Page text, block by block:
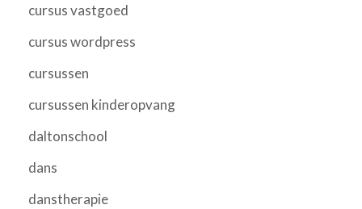
cursus vastgoed
cursus wordpress
cursussen
cursussen kinderopvang
daltonschool
dans
danstherapie